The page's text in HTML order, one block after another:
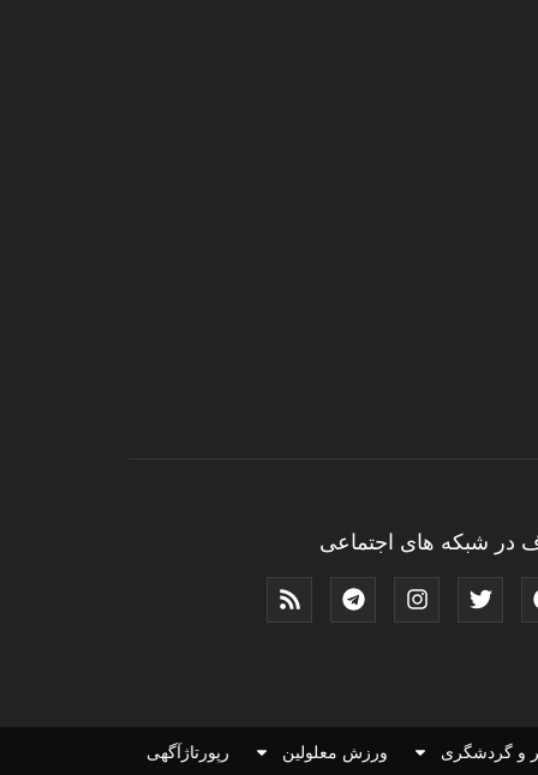
در شبکه های اجتماعی
و گردشگری ورزش معلولین رپورتاژآگهی